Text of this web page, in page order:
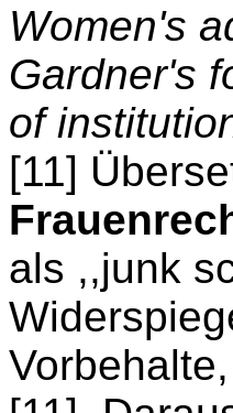
Women's
Gardner's
of
[11]
als ,,junk